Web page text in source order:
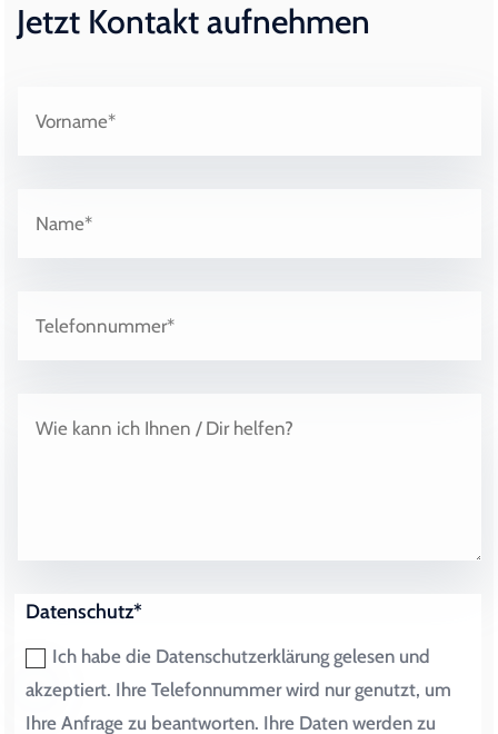
Jetzt Kontakt aufnehmen
Datenschutz*
Ich habe die Datenschutzerklärung gelesen und
akzeptiert. Ihre Telefonnummer wird nur genutzt, um
Ihre Anfrage zu beantworten. Ihre Daten werden zu